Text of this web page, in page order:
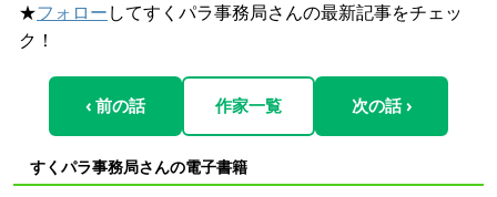
★フォロー してすくパラ事務局さんの最新記事をチェッ
ク！
‹ 前の話 作家一覧 次の話 ›
すくパラ事務局さんの電子書籍